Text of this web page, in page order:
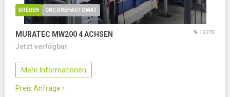
DREHEN CNC DREHAUTOMAT
MURATEC MW2004 ACHSEN 16275
Jetzt verfügbar
Mehr Informationen
Preis Anfrage